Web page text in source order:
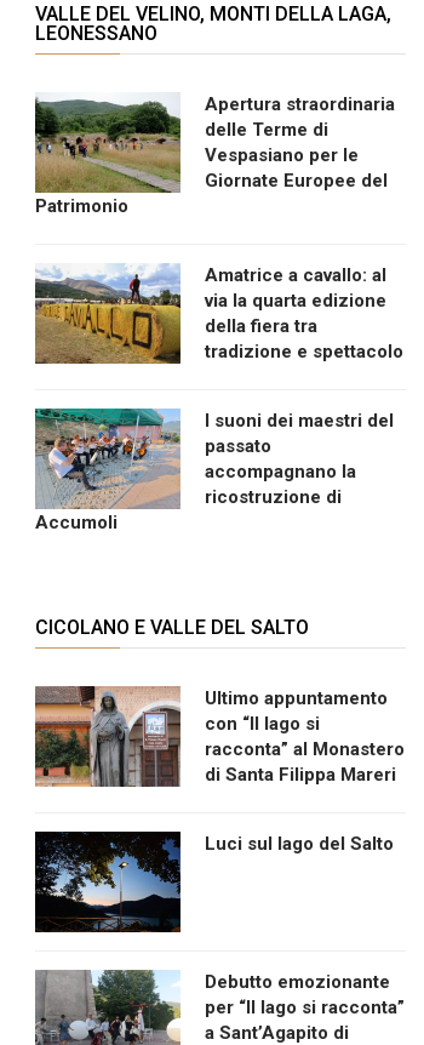
VALLE DEL VELINO, MONTI DELLA LAGA,
LEONESSANO
Apertura straordinaria
delle Terme di
Vespasiano per le
Giornate Europee del
Patrimonio
Amatrice a cavallo: al
via la quarta edizione
della fiera tra
tradizione e spettacolo
I suoni dei maestri del
passato
accompagnano la
ricostruzione di
Accumoli
CICOLANO E VALLE DEL SALTO
Ultimo appuntamento
con “Il lago si
racconta” al Monastero
di Santa Filippa Mareri
Luci sul lago del Salto
Debutto emozionante
per “Il lago si racconta”
a Sant’Agapito di